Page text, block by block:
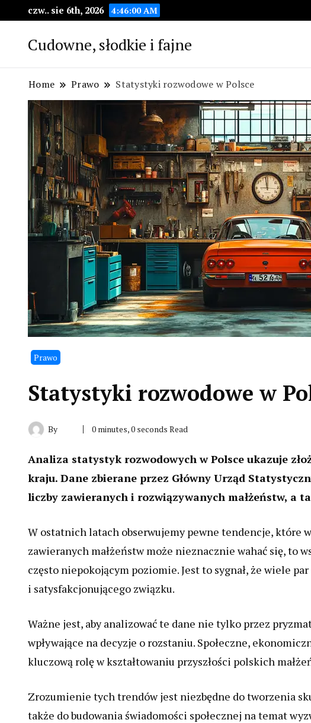
czw.. sie 6th, 2026 4:46:01 AM
Cudowne, słodkie i fajne
Home Prawo Statystyki rozwodowe w Polsce
Prawo
Statystyki rozwodowe w
By 0 minutes, 0 seconds Read
Analiza statystyk rozwodowych w Polsce ukazuje
kraju. Dane zbierane przez Główny Urząd
liczby zawieranych i rozwiązywanych małżeństw, a
W ostatnich latach obserwujemy pewne tendencje, które
zawieranych małżeństw może nieznacznie wahać się, to
często niepokojącym poziomie. Jest to sygnał, że wiele
i satysfakcjonującego związku.
Ważne jest, aby analizować te dane nie tylko przez
wpływające na decyzje o rozstaniu. Społeczne,
kluczową rolę w kształtowaniu przyszłości polskich
Zrozumienie tych trendów jest niezbędne do tworzenia
także do budowania świadomości społecznej na temat